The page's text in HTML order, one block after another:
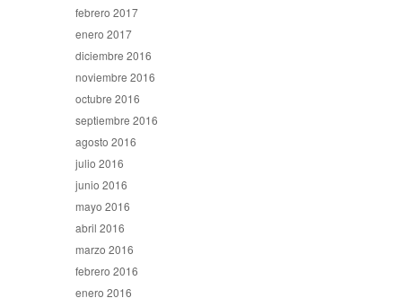
febrero 2017
enero 2017
diciembre 2016
noviembre 2016
octubre 2016
septiembre 2016
agosto 2016
julio 2016
junio 2016
mayo 2016
abril 2016
marzo 2016
febrero 2016
enero 2016